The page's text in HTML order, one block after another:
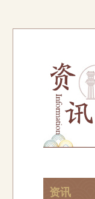
资讯